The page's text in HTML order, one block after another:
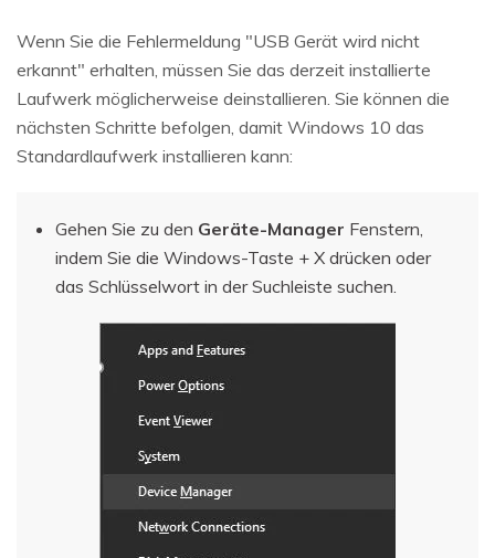
Wenn Sie die Fehlermeldung "USB Gerät wird nicht
erkannt" erhalten, müssen Sie das derzeit installierte
Laufwerk möglicherweise deinstallieren. Sie können die
nächsten Schritte befolgen, damit Windows 10 das
Standardlaufwerk installieren kann:
Gehen Sie zu den Geräte-Manager Fenstern,
indem Sie die Windows-Taste + X drücken oder
das Schlüsselwort in der Suchleiste suchen.